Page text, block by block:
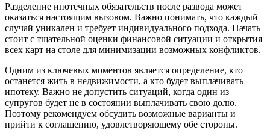
Разделение ипотечных обязательств после развода может
оказаться настоящим вызовом. Важно понимать, что каждый
случай уникален и требует индивидуального подхода. Начать
стоит с тщательной оценки финансовой ситуации и открытия
всех карт на столе для минимизации возможных конфликтов.
Одним из ключевых моментов является определение, кто
останется жить в недвижимости, а кто будет выплачивать
ипотеку. Важно не допустить ситуаций, когда один из
супругов будет не в состоянии выплачивать свою долю.
Поэтому рекомендуем обсудить возможные варианты и
прийти к соглашению, удовлетворяющему обе стороны.